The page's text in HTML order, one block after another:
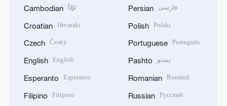
Cambodian ខ្មែរ
Croatian Hrvatski
Czech Český
English English
Esperanto Esperanto
Filipino Filipino
Persian فارسی
Polish Polski
Portuguese Português
Pashto پښتو
Romanian Română
Russian Русский